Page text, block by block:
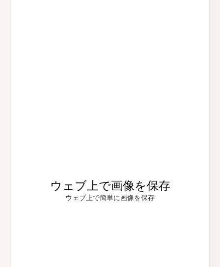
ウェブ上で画像を保存
ウェブ上で簡単に画像を保存